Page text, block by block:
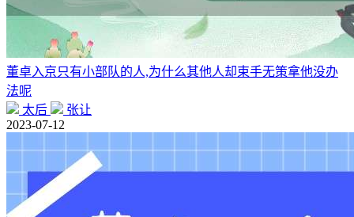
董卓入京只有小部队的人,为什么其他人却束手无策拿他没办
法呢
太后
张让
2023-07-12